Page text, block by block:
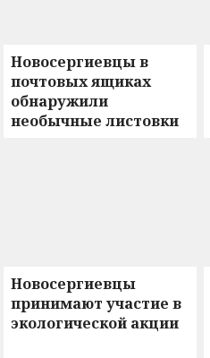
Новосергиевцы в
почтовых ящиках
обнаружили
необычные листовки
Новосергиевцы
принимают участие в
экологической акции